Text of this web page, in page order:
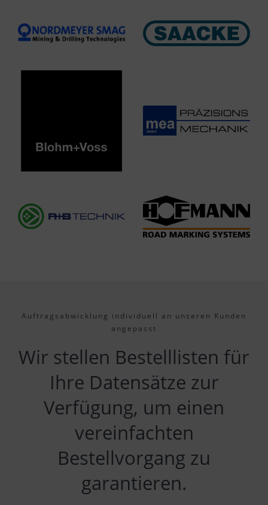
Auftragsabwicklung individuell an unseren Kunden
angepasst
Wir stellen Bestelllisten für
Ihre Datensätze zur
Verfügung, um einen
vereinfachten
Bestellvorgang zu
garantieren.